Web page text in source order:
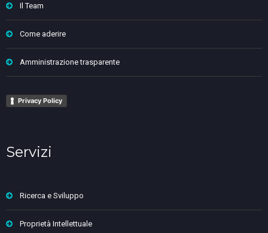
Il Team
Come aderire
Amministrazione trasparente
Privacy Policy
Servizi
Ricerca e Sviluppo
Proprietà Intellettuale